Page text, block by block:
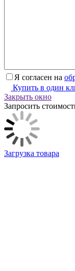
Я согласен на
Купить в один
Закрыть окно
Запросить
Загрузка товара